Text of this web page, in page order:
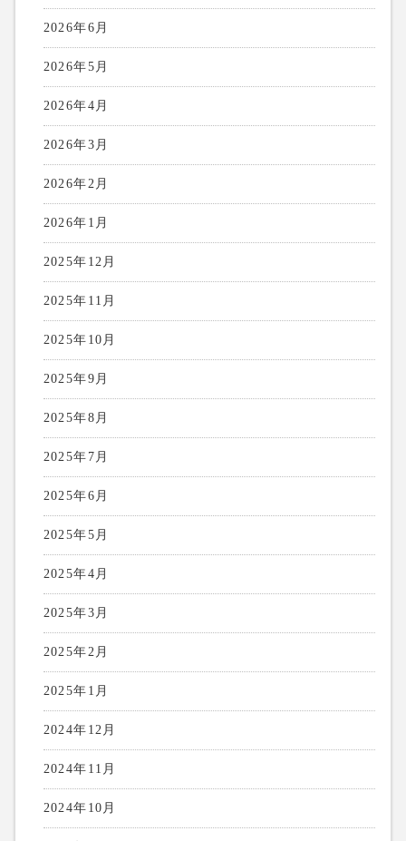
2026年6月
2026年5月
2026年4月
2026年3月
2026年2月
2026年1月
2025年12月
2025年11月
2025年10月
2025年9月
2025年8月
2025年7月
2025年6月
2025年5月
2025年4月
2025年3月
2025年2月
2025年1月
2024年12月
2024年11月
2024年10月